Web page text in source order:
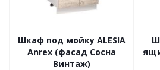
Шкаф под мойку ALESIA
Anrex (фасад Сосна
Винтаж)